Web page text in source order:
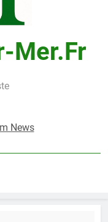
Mer.fr
News